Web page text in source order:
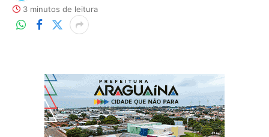
3 minutos de leitura